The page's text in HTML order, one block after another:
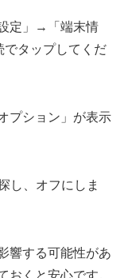
定」→「端末情
でタップしてくだ
プション」が表示
し、オフにしま
響する可能性があ
おくと安心です。